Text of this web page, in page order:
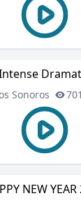
Sonoros 701
NEW